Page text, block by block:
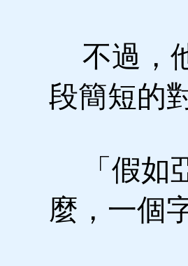
不過，
段簡短的
「假如
麼，一個